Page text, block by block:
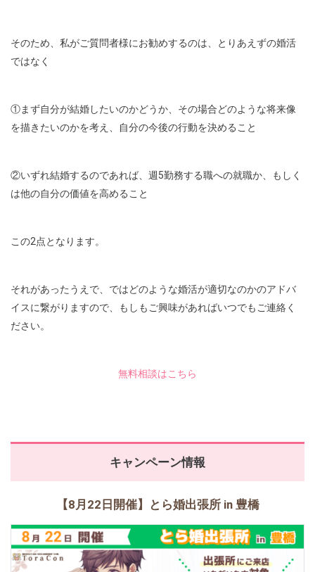
そのため、私がご質問者様にお勧めするのは、とりあえずの婚活
ではなく
①まず自分が結婚したいのかどうか、その場合どのような将来像
を描きたいのかを考え、自分の今後の行動を決めること
②いずれ結婚するのであれば、週5勤務する職への就職か、もしく
は他の自分の価値を高めること
この2点となります。
それがあったうえで、ではどのような婚活が適切なのかのアドバ
イスに繋がりますので、もしもご興味があればいつでもご連絡く
ださい。
無料相談はこちら
キャンペーン情報
【8月22日開催】とら婚出張所 in 豊橋